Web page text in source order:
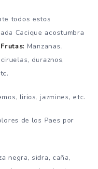
todos estos
Cacique acostumbra
Frutas: Manzanas,
duraznos,
lirios, jazmines, etc.
de los Paes por
negra, sidra, caña,